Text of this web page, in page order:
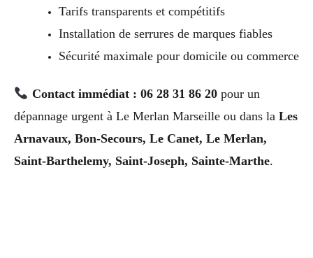
Tarifs transparents et compétitifs
Installation de serrures de marques fiables
Sécurité maximale pour domicile ou commerce
Contact immédiat : 06 28 31 86 20pour un
dépannage urgent à Le Merlan Marseille ou dans la Les
Arnavaux, Bon-Secours, Le Canet, Le Merlan,
Saint-Barthelemy, Saint-Joseph, Sainte-Marthe.